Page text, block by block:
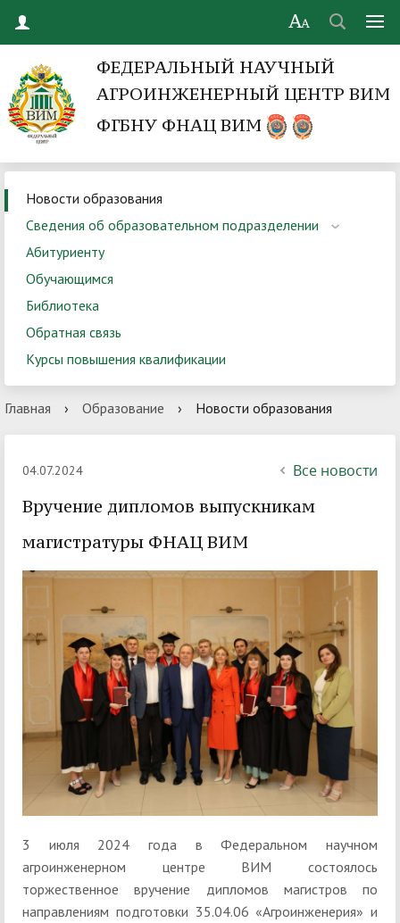
ФЕДЕРАЛЬНЫЙ НАУЧНЫЙ
АГРОИНЖЕНЕРНЫЙ ЦЕНТР ВИМ
ФГБНУ ФНАЦ ВИМ
Новости образования
Сведения об образовательном подразделении
Абитуриенту
Обучающимся
Библиотека
Обратная связь
Курсы повышения квалификации
Главная › Образование › Новости образования
04.07.2024 Все новости
Вручение дипломов выпускникам
магистратуры ФНАЦ ВИМ
3 июля 2024 года в Федеральном научном
агроинженерном центре ВИМ состоялось
торжественное вручение дипломов магистров по
направлениям подготовки 35.04.06 «Агроинженерия» и